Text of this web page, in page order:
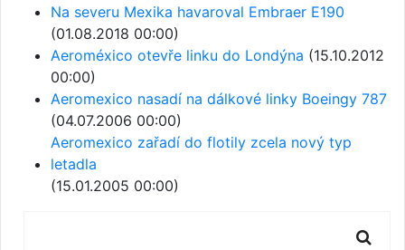
Na severu Mexika havaroval Embraer E190
(01.08.2018 00:00)
Aeroméxico otevře linku do Londýna (15.10.2012
00:00)
Aeromexico nasadí na dálkové linky Boeingy 787
(04.07.2006 00:00)
Aeromexico zařadí do flotily zcela nový typ
letadla
(15.01.2005 00:00)